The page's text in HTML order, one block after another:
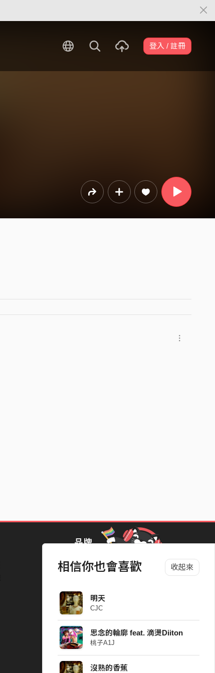
登入 / 註冊
相信你也會喜歡 收起來
明天
CJC
思念的輪廓 feat. 滴燙Diiton
桃子A1J
沒熟的香蕉
品牌
StreetVoice Awards 街聲音樂獎
Blow 吹音樂
Packer 派歌
SimpleLife 簡單生活節
ParkPark Carnival
一起比 YEAH 吧